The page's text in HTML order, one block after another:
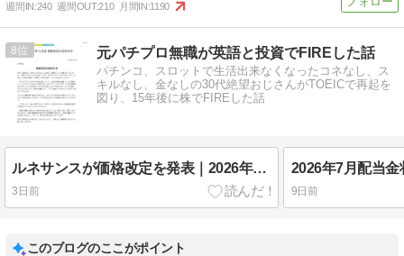
週間IN:240 週間OUT:210 月間IN:1190
8 元パチプロ無職が英語と投資でFIREした話
パチンコ、スロットで生活出来なくなったコネなし、ス
キルなし、金なしの30代絶望おじさんがTOEICで再起を
図り、15年後に株でFIREした話
ルネサンスが価格改定を発表｜2026年10月からの月会費値上げまとめ
3日前
2026年7月配当
9日前
このブログのここがポイント